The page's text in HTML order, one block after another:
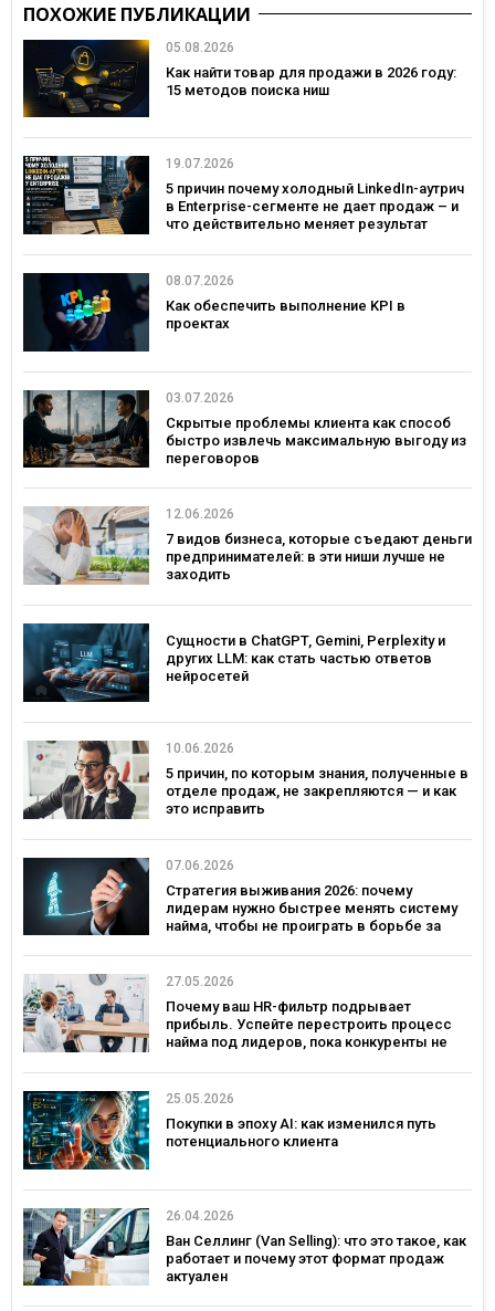
ПОХОЖИЕ ПУБЛИКАЦИИ
05.08.2026
Как найти товар для продажи в 2026 году:
15 методов поиска ниш
19.07.2026
5 причин почему холодный LinkedIn-аутрич
в Enterprise-сегменте не дает продаж – и
что действительно меняет результат
08.07.2026
Как обеспечить выполнение KPI в
проектах
03.07.2026
Скрытые проблемы клиента как способ
быстро извлечь максимальную выгоду из
переговоров
12.06.2026
7 видов бизнеса, которые съедают деньги
предпринимателей: в эти ниши лучше не
заходить
Сущности в ChatGPT, Gemini, Perplexity и
других LLM: как стать частью ответов
нейросетей
10.06.2026
5 причин, по которым знания, полученные в
отделе продаж, не закрепляются — и как
это исправить
07.06.2026
Стратегия выживания 2026: почему
лидерам нужно быстрее менять систему
найма, чтобы не проиграть в борьбе за
27.05.2026
Почему ваш HR-фильтр подрывает
прибыль. Успейте перестроить процесс
найма под лидеров, пока конкуренты не
25.05.2026
Покупки в эпоху AI: как изменился путь
потенциального клиента
26.04.2026
Ван Селлинг (Van Selling): что это такое, как
работает и почему этот формат продаж
актуален